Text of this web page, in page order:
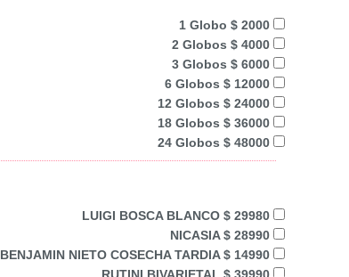
1 Globo $ 2000
2 Globos $ 4000
3 Globos $ 6000
6 Globos $ 12000
12 Globos $ 24000
18 Globos $ 36000
24 Globos $ 48000
LUIGI BOSCA BLANCO $ 29980
NICASIA $ 28990
BENJAMIN NIETO COSECHA TARDIA $ 14990